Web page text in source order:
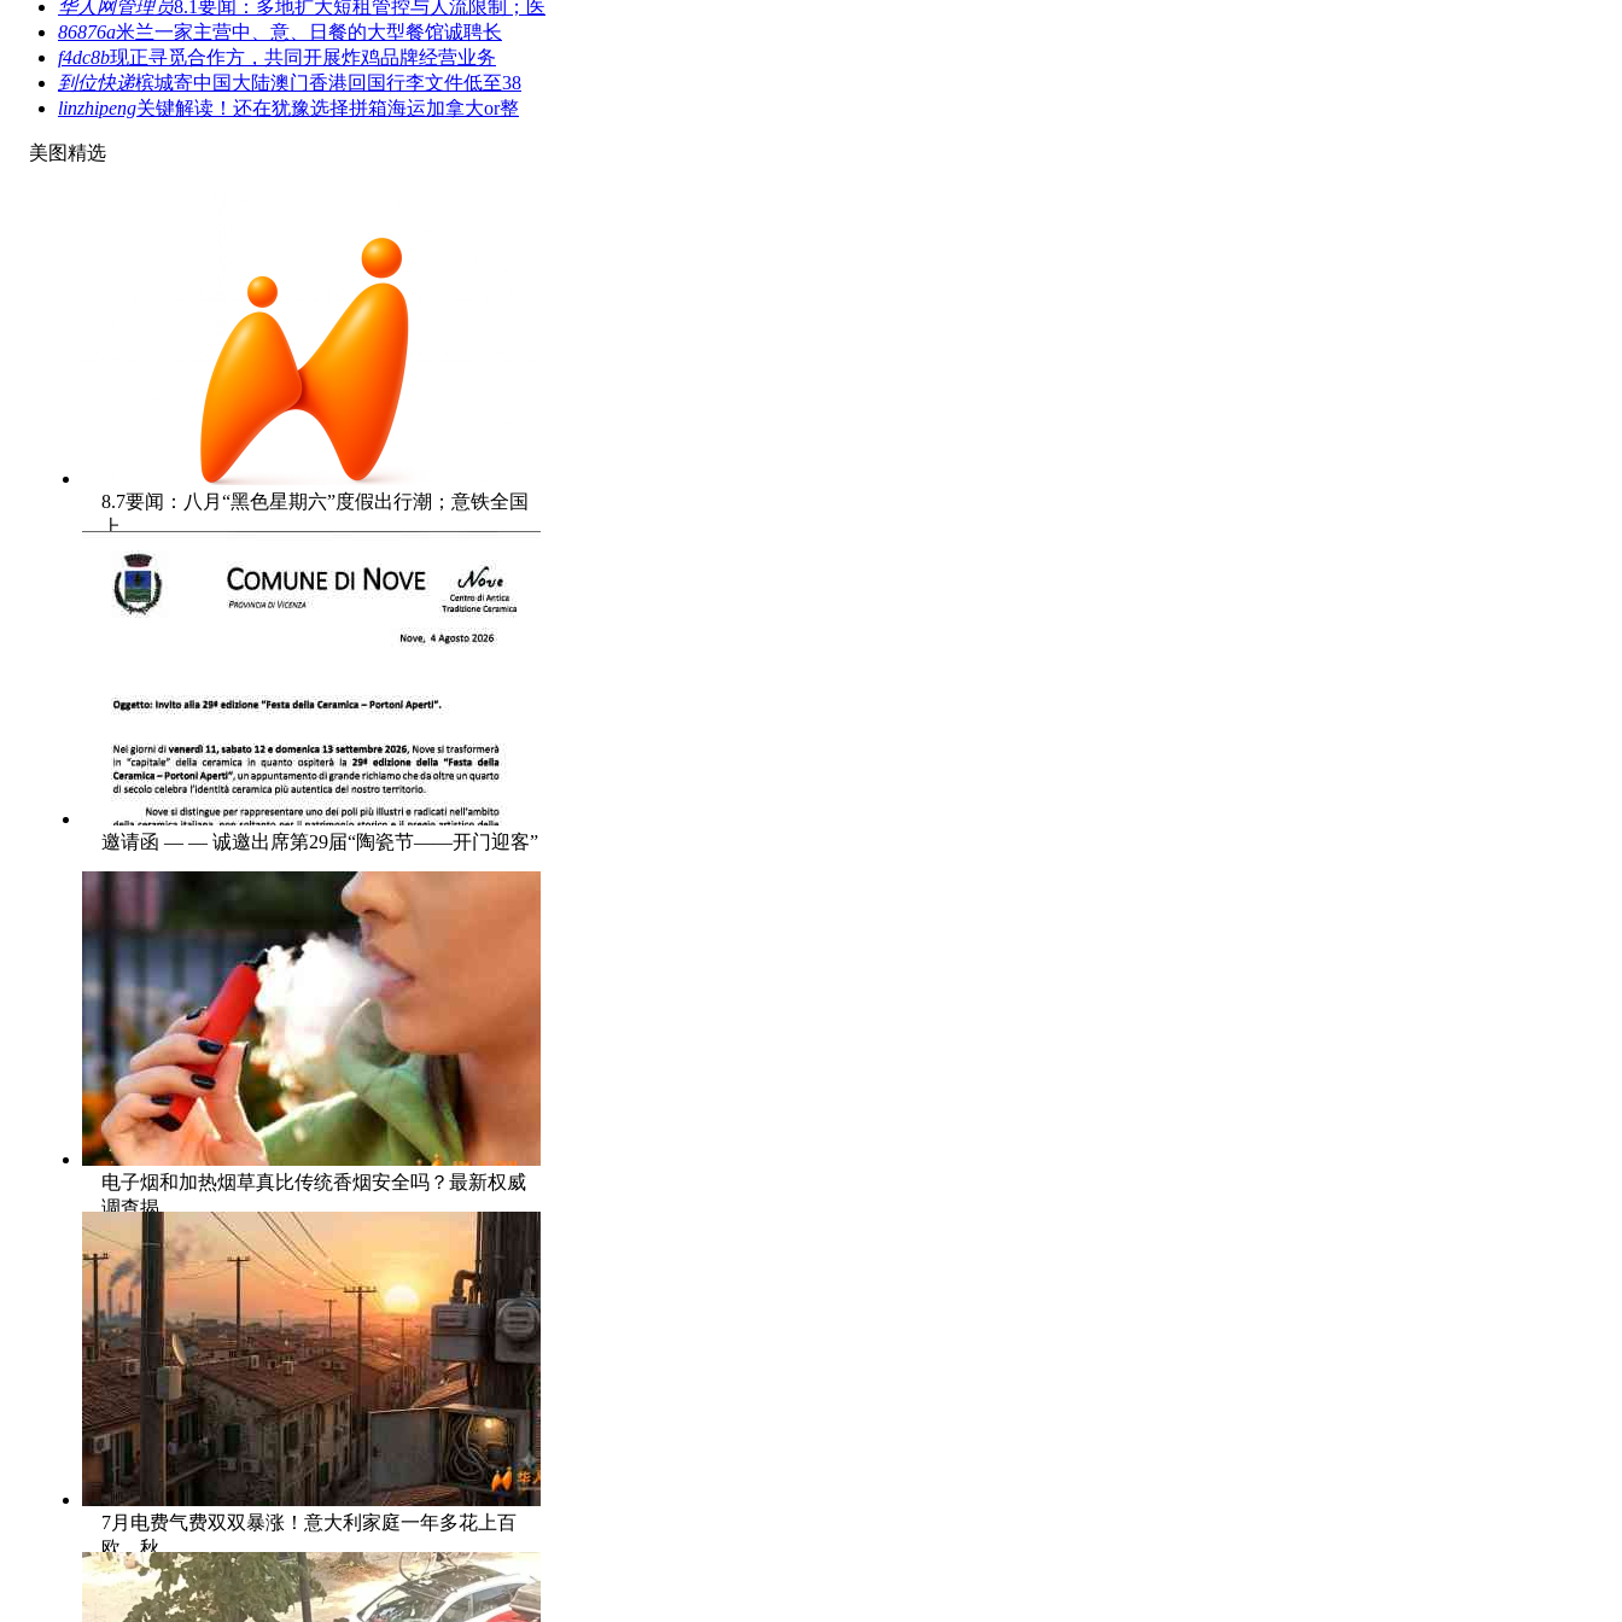
华人网管理员8.1要闻：多地扩大短租管控与人流限制；医
86876a米兰一家主营中、意、日餐的大型餐馆诚聘长
f4dc8b现正寻觅合作方，共同开展炸鸡品牌经营业务
到位快递槟城寄中国大陆澳门香港回国行李文件低至38
linzhipeng关键解读！还在犹豫选择拼箱海运加拿大or整
美图精选
8.7要闻：八月“黑色星期六”度假出行潮；意铁全国
上
邀请函 — — 诚邀出席第29届“陶瓷节——开门迎客”
电子烟和加热烟草真比传统香烟安全吗？最新权威
调查揭
7月电费气费双双暴涨！意大利家庭一年多花上百
欧，秋